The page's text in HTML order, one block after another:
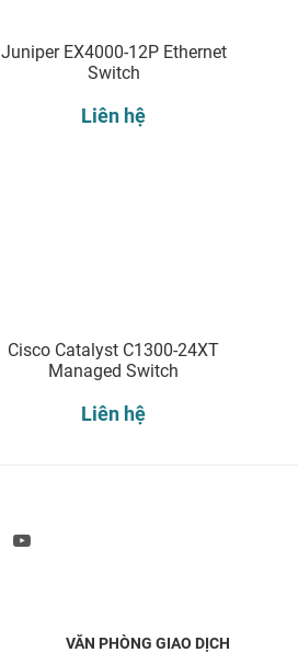
Juniper EX4000-12P Ethernet
Switch
Liên hệ
Cisco Catalyst C1300-24XT
Managed Switch
Liên hệ
VĂN PHÒNG GIAO DỊCH